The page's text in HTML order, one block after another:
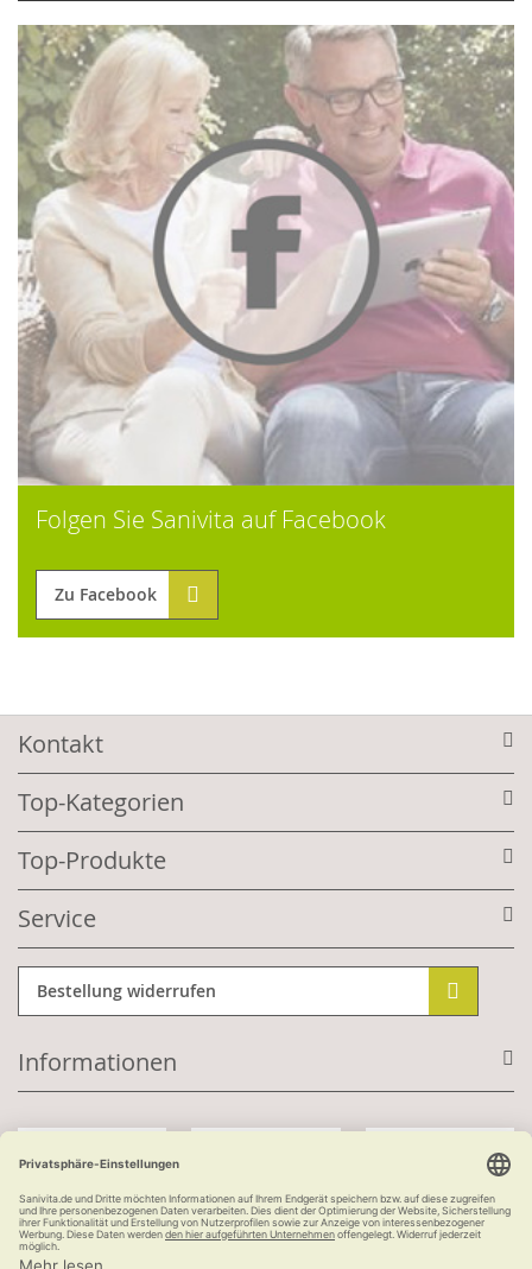
Folgen Sie Sanivita auf Facebook
Zu Facebook
Kontakt
Top-Kategorien
Top-Produkte
Service
Bestellung widerrufen
Informationen